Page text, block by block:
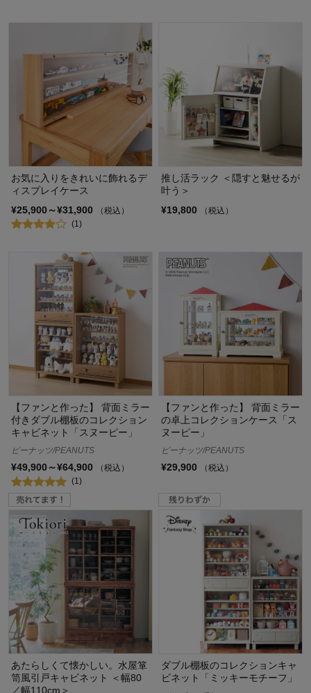
お気に入りをきれいに飾れるデ
ィスプレイケース
¥25,900～¥31,900
（税込）
(1)
推し活ラック ＜隠すと魅せるが
叶う＞
¥19,800
（税込）
【ファンと作った】 背面ミラー
付きダブル棚板のコレクション
キャビネット「スヌーピー」
ピーナッツ/PEANUTS
¥49,900～¥64,900
（税込）
(1)
【ファンと作った】 背面ミラー
の卓上コレクションケース「ス
ヌーピー」
ピーナッツ/PEANUTS
¥29,900 （税込）
あたらしくて懐かしい。水屋箪
笥風引戸キャビネット ＜幅80
／幅110cm＞
ダブル棚板のコレクションキャ
ビネット「ミッキーモチーフ」